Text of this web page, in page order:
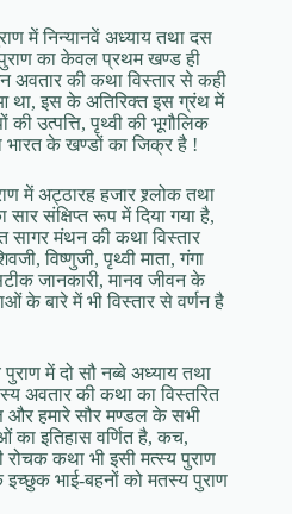
में निन्यानवें अध्याय तथा दस
का केवल प्रथम खण्ड ही
अवतार की कथा विस्तार से कही
था, इस के अतिरिक्त इस ग्रंथ में
की उत्पत्ति, पृथ्वी की भूगौलिक
भारत के खण्डों का जिक्र है !
में अट्ठारह हजार श्र्लोक तथा
संक्षिप्त रूप में दिया गया है,
सागर मंथन की कथा विस्तार
विष्णुजी, पृथ्वी माता, गंगा
जानकारी, मानव जीवन के
के बारे में भी विस्तार से वर्णन है
में दो सौ नब्बे अध्याय तथा
अवतार की कथा का विस्तरित
और हमारे सौर मण्डल के सभी
का इतिहास वर्णित है, कच,
रोचक कथा भी इसी मत्स्य पुराण
इच्छुक भाई-बहनों को मतस्य पुराण